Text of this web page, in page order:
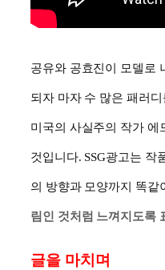
공유와 공효진이 모델로
되자 마자 수 많은 패러
미국의 사실주의 작가 에
것입니다. SSG광고는 작
의 방향과 모양까지 똑같
림인 것처럼 느껴지도록
글을 마치며